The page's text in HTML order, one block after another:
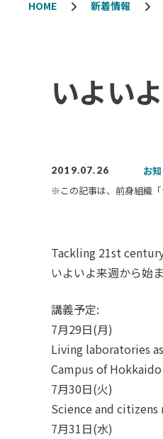
HOME 新着情報
いよい
2019.07.26
お
※この記事は、前身組織「
Tackling 21st
いよいよ来週から始
講義予定:
7月29日(月)
Living laboratories
Campus of
7月30日(火)
Science and
7月31日(水)